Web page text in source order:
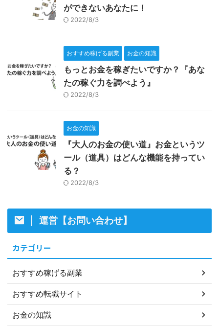
ができないあなたに！
2022/8/3
おすすめ稼げる副業 お金の知識
もっとお金を稼ぎたいですか？『あな
たの稼ぐ力を調べよう』
2022/8/3
お金の知識
『大人のお金の使い道』お金というツ
ール（道具）はどんな機能を持ってい
る？
2022/8/3
運営【お問い合わせ】
カテゴリー
おすすめ稼げる副業
おすすめ転職サイト
お金の知識